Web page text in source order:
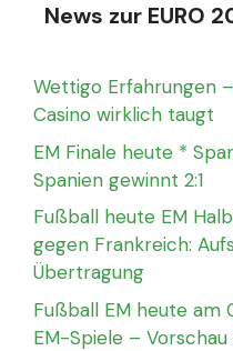
News zur EURO
Wettigo Erfahrungen
Casino wirklich taugt
EM Finale heute *
Spanien gewinnt 2:1
Fußball heute EM
gegen Frankreich:
Übertragung
Fußball EM heute am
EM-Spiele –